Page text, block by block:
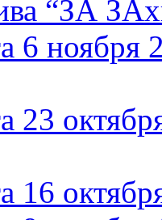
“ЗА
6 ноября
23
16